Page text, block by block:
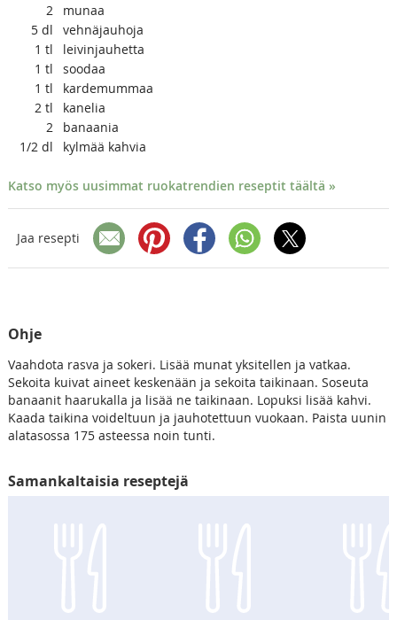
2
munaa
5 dl
vehnäjauhoja
1 tl
leivinjauhetta
1 tl
soodaa
1 tl
kardemummaa
2 tl
kanelia
2
banaania
1/2 dl kylmää kahvia
Katso myös uusimmat ruokatrendien reseptit täältä »
Jaa resepti
Ohje
Vaahdota rasva ja sokeri. Lisää munat yksitellen ja vatkaa.
Sekoita kuivat aineet keskenään ja sekoita taikinaan. Soseuta
banaanit haarukalla ja lisää ne taikinaan. Lopuksi lisää kahvi.
Kaada taikina voideltuun ja jauhotettuun vuokaan. Paista uunin
alatasossa 175 asteessa noin tunti.
Samankaltaisia reseptejä